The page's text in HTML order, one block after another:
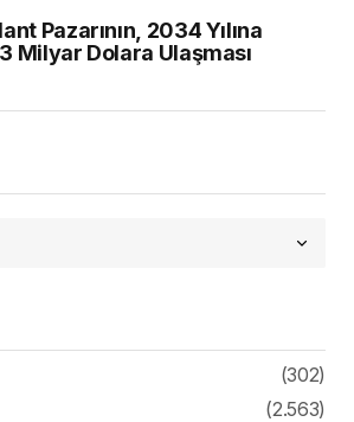
Pazarının, 2034 Yılına
Milyar Dolara Ulaşması
(302)
(2.563)